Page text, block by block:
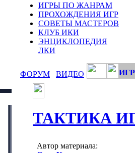
ИГРЫ ПО ЖАНРАМ
ПРОХОЖДЕНИЯ ИГР
СОВЕТЫ МАСТЕРОВ
КЛУБ ИКИ
ЭНЦИКЛОПЕДИЯ
ЛКИ
ФОРУМ ВИДЕО
ТАКТИКА
Автор материала: